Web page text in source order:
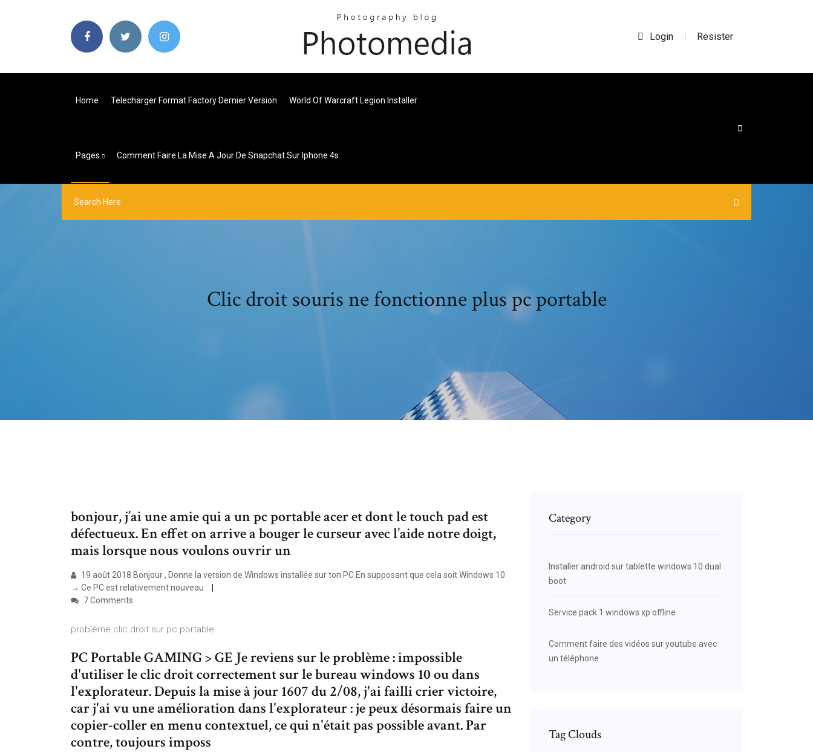
Login | Resister
Home Telecharger Format Factory Dernier Version World Of Warcraft Legion Installer
Pages Comment Faire La Mise A Jour De Snapchat Sur Iphone 4s
Clic droit souris ne fonctionne plus pc portable
bonjour, j’ai une amie qui a un pc portable acer et dont le touch pad est
défectueux. En effet on arrive a bouger le curseur avec l’aide notre doigt,
mais lorsque nous voulons ouvrir un
19 août 2018 Bonjour , Donne la version de Windows installée sur ton PC En supposant que cela soit Windows 10
→ Ce PC est relativement nouveau
7 Comments
problème clic droit sur pc portable
PC Portable GAMING > GE Je reviens sur le problème : impossible
d'utiliser le clic droit correctement sur le bureau windows 10 ou dans
l'explorateur. Depuis la mise à jour 1607 du 2/08, j'ai failli crier victoire,
car j'ai vu une amélioration dans l'explorateur : je peux désormais faire un
copier-coller en menu contextuel, ce qui n'était pas possible avant. Par
contre, toujours imposs
Category
Installer android sur tablette windows 10 dual
boot
Service pack 1 windows xp offline
Comment faire des vidéos sur youtube avec
un téléphone
Tag Clouds